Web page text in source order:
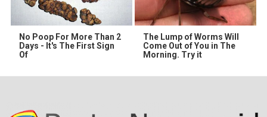
No Poop For More Than 2
Days - It's The First Sign
Of
The Lump of Worms Will
Come Out of You in The
Morning. Try it